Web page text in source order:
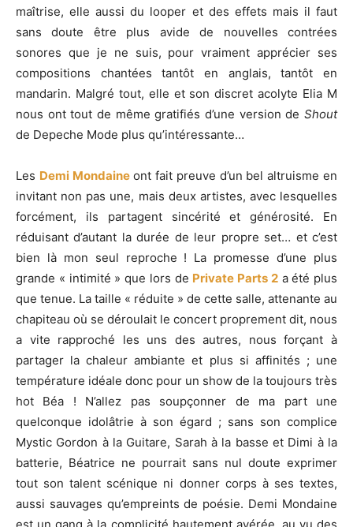
maîtrise, elle aussi du looper et des effets mais il faut
sans doute être plus avide de nouvelles contrées
sonores que je ne suis, pour vraiment apprécier ses
compositions chantées tantôt en anglais, tantôt en
mandarin. Malgré tout, elle et son discret acolyte Elia M
nous ont tout de même gratifiés d’une version de Shout
de Depeche Mode plus qu’intéressante…
Les Demi Mondaineont fait preuve d’un bel altruisme en
invitant non pas une, mais deux artistes, avec lesquelles
forcément, ils partagent sincérité et générosité. En
réduisant d’autant la durée de leur propre set… et c’est
bien là mon seul reproche ! La promesse d’une plus
grande « intimité » que lors de Private Parts 2a été plus
que tenue. La taille « réduite » de cette salle, attenante au
chapiteau où se déroulait le concert proprement dit, nous
a vite rapproché les uns des autres, nous forçant à
partager la chaleur ambiante et plus si affinités ; une
température idéale donc pour un show de la toujours très
hot Béa ! N’allez pas soupçonner de ma part une
quelconque idolâtrie à son égard ; sans son complice
Mystic Gordon à la Guitare, Sarah à la basse et Dimi à la
batterie, Béatrice ne pourrait sans nul doute exprimer
tout son talent scénique ni donner corps à ses textes,
aussi sauvages qu’empreints de poésie. Demi Mondaine